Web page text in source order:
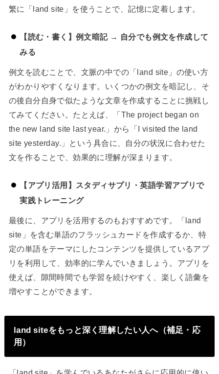
繁に「land site」を使うことで、記憶に定着します。
【読む・書く】例文暗記 → 自分でも例文を作成して
みる
例文を読むことで、文脈の中での「land site」の使い方
がわかりやすくなります。いくつかの例文を暗記し、そ
の後自分自身で似たような文章を作成することに挑戦し
てみてください。たとえば、「The project began on
the new land site last year.」から「I visited the land
site yesterday.」という具合に、自分の状況に合わせた
文を作ることで、効果的に理解が深まります。
【アプリ活用】スタディサプリ・英語学習アプリで
実践トレーニング
最後に、アプリを活用するのもおすすめです。「land
site」を含む単語のフラッシュカードを作成するか、特
定の単語をテーマにしたコンテンツを提供しているアプ
リを利用して、効率的に学んでいきましょう。アプリを
使えば、隙間時間でも学習を続けやすく、楽しく語彙を
増やすことができます。
land siteをもっと深く理解したい人へ（補足・応
用）